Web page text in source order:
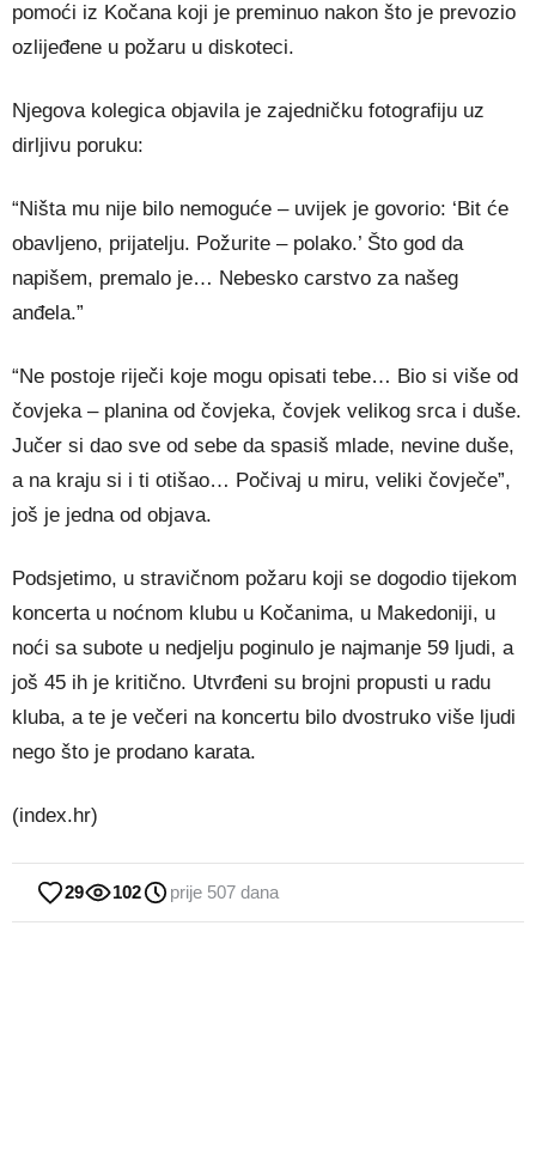
pomoći iz Kočana koji je preminuo nakon što je prevozio
ozlijeđene u požaru u diskoteci.
Njegova kolegica objavila je zajedničku fotografiju uz
dirljivu poruku:​
“Ništa mu nije bilo nemoguće – uvijek je govorio: ‘Bit će
obavljeno, prijatelju. Požurite – polako.’ Što god da
napišem, premalo je… Nebesko carstvo za našeg
anđela.”
“Ne postoje riječi koje mogu opisati tebe… Bio si više od
čovjeka – planina od čovjeka, čovjek velikog srca i duše.
Jučer si dao sve od sebe da spasiš mlade, nevine duše,
a na kraju si i ti otišao… Počivaj u miru, veliki čovječe”,
još je jedna od objava.
Podsjetimo, u stravičnom požaru koji se dogodio tijekom
koncerta u noćnom klubu u Kočanima, u Makedoniji, u
noći sa subote u nedjelju poginulo je najmanje 59 ljudi, a
još 45 ih je kritično. Utvrđeni su brojni propusti u radu
kluba, a te je večeri na koncertu bilo dvostruko više ljudi
nego što je prodano karata.
(index.hr)
29 102 prije 507 dana